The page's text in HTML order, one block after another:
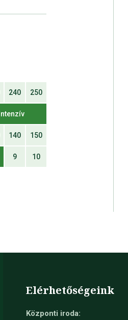
240 250
Intenzív
140 150
9 10
Elérhetőségeink
Központi iroda: